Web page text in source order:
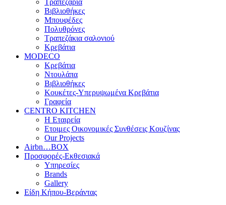
Βιβλιοθήκες
Μπουφέδες
Πολυθρόνες
Τραπεζάκια σαλονιού
Κρεβάτια
MODECO
Κρεβάτια
Ντουλάπα
Βιβλιοθήκες
Κουκέτες-Υπερυψωμένα Κρεβάτια
Γραφεία
CENTRO KITCHEN
Η Εταιρεία
Ετοιμες Οικονομικές Συνθέσεις Κουζίνας
Our Projects
Airbn…BOX
Προσφορές-Εκθεσιακά
Υπηρεσίες
Brands
Gallery
Είδη Κήπου-Βεράντας